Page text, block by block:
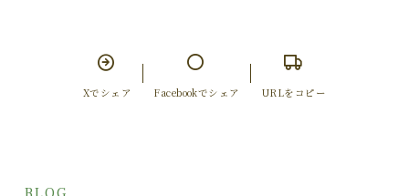
Xでシェア Facebookでシェア URLをコピー